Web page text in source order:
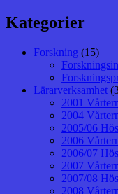
Kategorier
Forskning (15)
Lärarverksamhet
2001
2004
2005/06
2006
2006/07
2007
2007/08
2008